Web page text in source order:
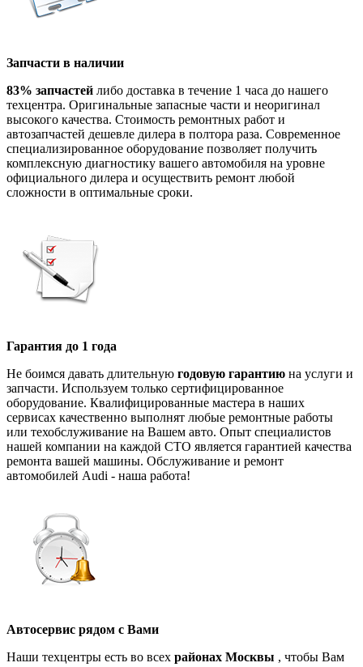
Запчасти в наличии
83% запчастей либо доставка в течение 1 часа до нашего
техцентра. Оригинальные запасные части и неоригинал
высокого качества. Стоимость ремонтных работ и
автозапчастей дешевле дилера в полтора раза. Современное
специализированное оборудование позволяет получить
комплексную диагностику вашего автомобиля на уровне
официального дилера и осуществить ремонт любой
сложности в оптимальные сроки.
Гарантия до 1 года
Не боимся давать длительную годовую гарантию на услуги и
запчасти. Используем только сертифицированное
оборудование. Квалифицированные мастера в наших
сервисах качественно выполнят любые ремонтные работы
или техобслуживание на Вашем авто. Опыт специалистов
нашей компании на каждой СТО является гарантией качества
ремонта вашей машины. Обслуживание и ремонт
автомобилей Audi - наша работа!
Автосервис рядом с Вами
Наши техцентры есть во всех районах Москвы , чтобы Вам